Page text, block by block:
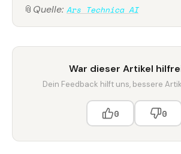
📎 Quelle: Ars Technica AI
War dieser Artikel
Dein Feedback hilft uns, bessere
0 0